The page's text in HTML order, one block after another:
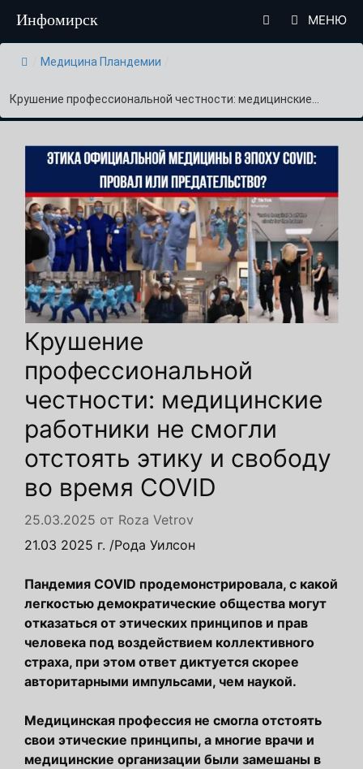
содержимому
Инфомирск МЕНЮ
Медицина Пландемии
Крушение профессиональной честности: медицинские...
Крушение
профессиональной
честности: медицинские
работники не смогли
отстоять этику и свободу
во время COVID
25.03.2025 от Roza Vetrov
21.03 2025 г. /Рода Уилсон
Пандемия COVID продемонстрировала, с какой
легкостью демократические общества могут
отказаться от этических принципов и прав
человека под воздействием коллективного
страха, при этом ответ диктуется скорее
авторитарными импульсами, чем наукой.
Медицинская профессия не смогла отстоять
свои этические принципы, а многие врачи и
медицинские организации были замешаны в